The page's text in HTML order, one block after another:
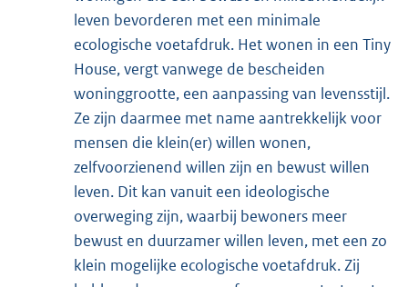
leven bevorderen met een minimale
ecologische voetafdruk. Het wonen in een Tiny
House, vergt vanwege de bescheiden
woninggrootte, een aanpassing van levensstijl.
Ze zijn daarmee met name aantrekkelijk voor
mensen die klein(er) willen wonen,
zelfvoorzienend willen zijn en bewust willen
leven. Dit kan vanuit een ideologische
overweging zijn, waarbij bewoners meer
bewust en duurzamer willen leven, met een zo
klein mogelijke ecologische voetafdruk. Zij